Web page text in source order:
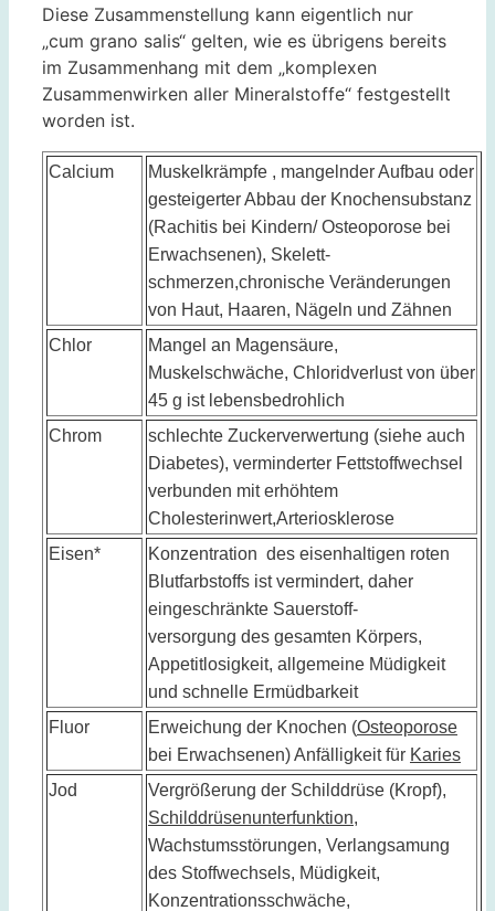
Diese Zusammenstellung kann eigentlich nur
„cum grano salis“ gelten, wie es übrigens bereits
im Zusammenhang mit dem „komplexen
Zusammenwirken aller Mineralstoffe“ festgestellt
worden ist.
Calcium
Muskelkrämpfe , mangelnder Aufbau oder
gesteigerter Abbau der Knochensubstanz
(Rachitis bei Kindern/Osteoporose bei
Erwachsenen), Skelett-
schmerzen,chronische Veränderungen
von Haut, Haaren, Nägeln und Zähnen
Chlor
Mangel an Magensäure,
Muskelschwäche, Chloridverlust von über
45 g ist lebensbedrohlich
Chrom
schlechte Zuckerverwertung (siehe auch
Diabetes), verminderter Fettstoffwechsel
verbunden mit erhöhtem
Cholesterinwert,Arteriosklerose
Eisen*
Konzentration des eisenhaltigen roten
Blutfarbstoffs ist vermindert, daher
eingeschränkte Sauerstoff-
versorgung des gesamten Körpers,
Appetitlosigkeit, allgemeine Müdigkeit
und schnelle Ermüdbarkeit
Fluor
Erweichung der Knochen (Osteoporose
bei Erwachsenen) Anfälligkeit für Karies
Jod
Vergrößerung der Schilddrüse (Kropf),
Schilddrüsenunterfunktion,
Wachstumsstörungen, Verlangsamung
des Stoffwechsels, Müdigkeit,
Konzentrationsschwäche,